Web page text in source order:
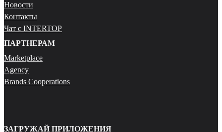
Новости
Контакты
Чат с INTERTOP
ПАРТНЕРАМ
Marketplace
Agency
Brands Cooperations
ЗАГРУЖАЙ ПРИЛОЖЕНИЯ